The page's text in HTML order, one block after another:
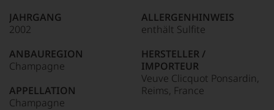
JAHRGANG
2002
ANBAUREGION
Champagne
APPELLATION
Champagne
ALLERGENHINWEIS
enthält Sulfite
HERSTELLER /
IMPORTEUR
Veuve Clicquot Ponsardin,
Reims, France